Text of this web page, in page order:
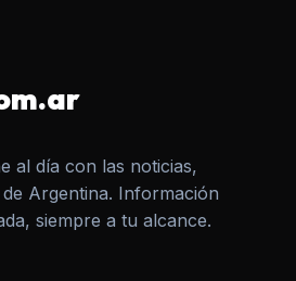
al día con las noticias,
Argentina. Información
siempre a tu alcance.